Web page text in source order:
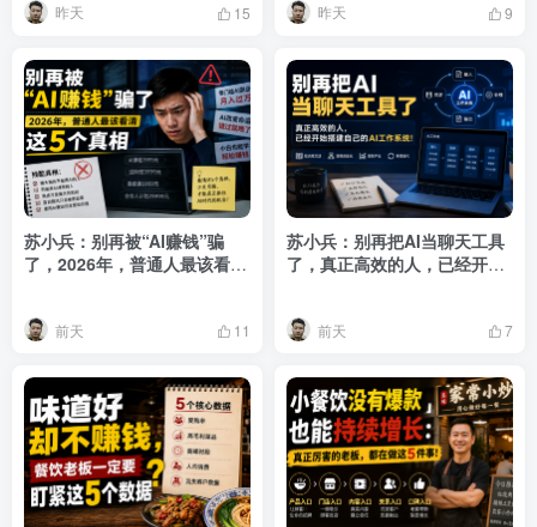
昨天 15 昨天 9
苏小兵：别再被“AI赚钱”骗
了，2026年，普通人最该看清
前天 11
苏小兵：别再把AI当聊天工具
了，真正高效的人，已经开始
前天 7